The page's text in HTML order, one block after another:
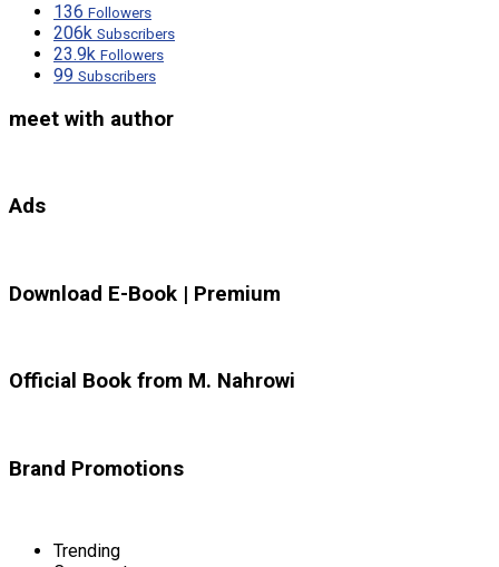
136 Followers
206k Subscribers
23.9k Followers
99 Subscribers
meet with author
Ads
Download E-Book | Premium
Official Book from M. Nahrowi
Brand Promotions
Trending